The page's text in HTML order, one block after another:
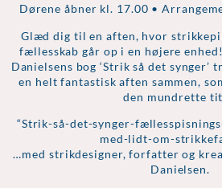
Dørene åbner kl. 17.00 •
Glæd dig til en aften, hvor
fællesskab går op i en højere
Danielsens bog ‘Strik så det
en helt fantastisk aften sammen,
den mundrette
“Strik-så-det-synger-
med-lidt-om-
…med strikdesigner, forfatter og
Danielsen.